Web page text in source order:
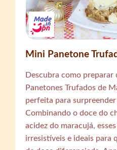
Mini Panetone
Descubra como preparar
Panetones Trufados de
perfeita para
Combinando o doce do
acidez do maracujá,
irresistíveis e ideais para